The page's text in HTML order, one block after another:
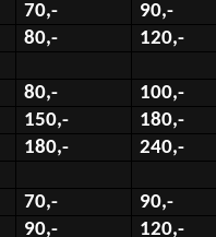
70,- 90,-
80,- 120,-
80,- 100,-
150,- 180,-
180,- 240,-
70,- 90,-
90,- 120,-